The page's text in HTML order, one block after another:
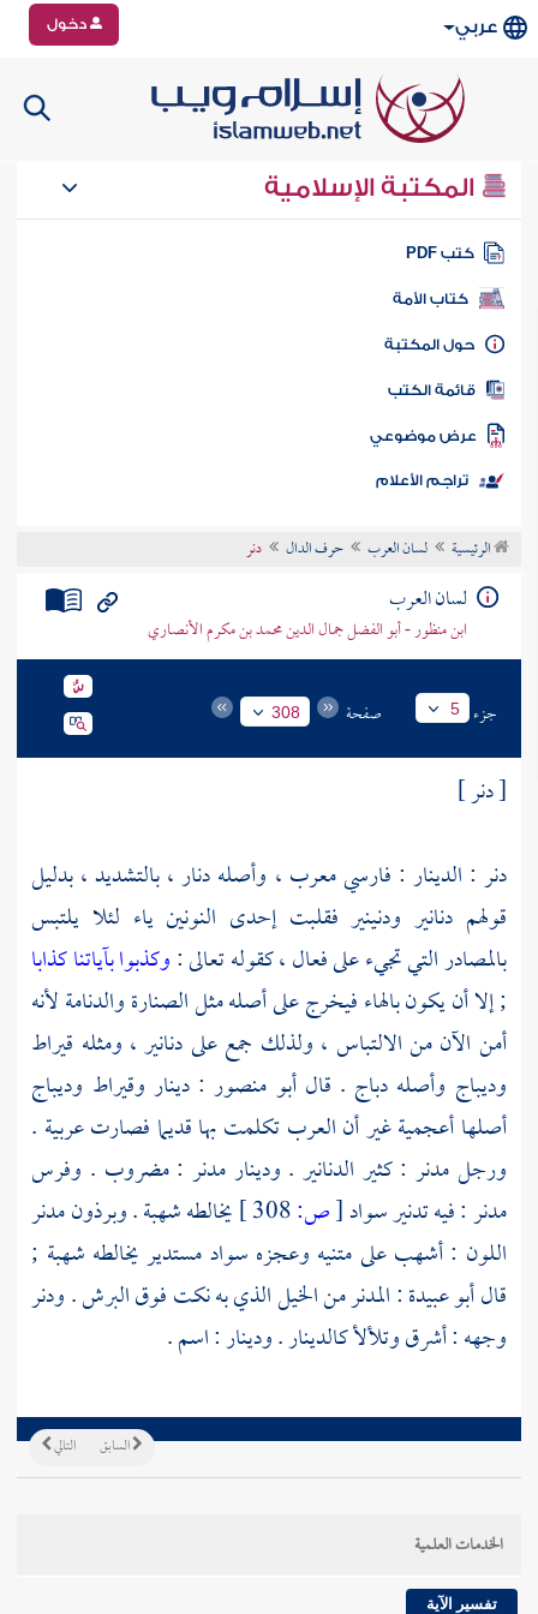
عربي دخول
المكتبة الإسلامية
كتب PDF
كتاب الأمة
المكتبة
الكتب
موضوعي
تراجم الأعلام
الرئيسية لسان العرب حرف الدال دنر
لسان العرب
ابن منظور - أبو الفضل جمال الدين محمد بن مكرم الأنصاري
جزء 5 صفحة 308
[ دنر ]
دنر : الدينار : فارسي معرب ، وأصله دنار ، بالتشديد ، بدليل
قولهم دنانير ودنينير فقلبت إحدى النونين ياء لئلا يلتبس
بالمصادر التي تجيء على فعال ، كقوله تعالى :وكذبوا بآياتنا كذابا
; إلا أن يكون بالهاء فيخرج على أصله مثل الصنارة والدنامة لأنه
أمن الآن من الالتباس ، ولذلك جمع على دنانير ، ومثله قيراط
وديباج وأصله دباج . قالأبو منصور : دينار وقيراط وديباج
أصلها أعجمية غير أن العرب تكلمت بها قديما فصارت عربية .
ورجل مدنر : كثير الدنانير . ودينار مدنر : مضروب . وفرس
مدنر : فيه تدنير سواد[ص:
يخالطه شهبة . وبرذون مدنر
اللون : أشهب على متنيه وعجزه سواد مستدير يخالطه شهبة ;
قالأبو عبيدة: المدنر من الخيل الذي به نكت فوق البرش . ودنر
وجهه : أشرق وتلألأ كالدينار . ودينار : اسم .
التالي السابق
الخدمات العلمية
تفسير الآية